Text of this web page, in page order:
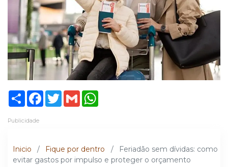
ShareFacebook
TwitterGmail
Publicidade
Inicio / Fique por dentro /
Feriadão sem dívidas: como
evitar gastos por impulso e proteger o orçamento